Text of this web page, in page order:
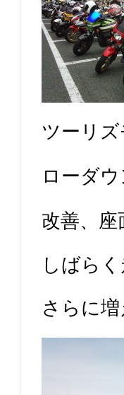
ツーリ
ローダ
改善、
しばら
さらに